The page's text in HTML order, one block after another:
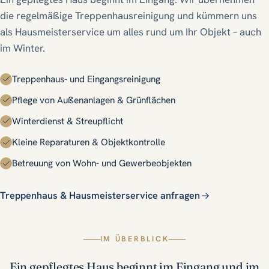
Angebot anfordern
die regelmäßige Treppenhausreinigung und kümmern uns
als Hausmeisterservice um alles rund um Ihr Objekt – auch
im Winter.
Treppenhaus- und Eingangsreinigung
Pflege von Außenanlagen & Grünflächen
Winterdienst & Streupflicht
Kleine Reparaturen & Objektkontrolle
Betreuung von Wohn- und Gewerbeobjekten
Treppenhaus & Hausmeisterservice anfragen
IM ÜBERBLICK